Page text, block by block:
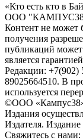
«Кто есть кто в
ООО "КАМПУС38"
Контент не может
получения
публикаций может
является
Редакции: +7(902)
89025664510. В
используется
©ООО «Кампус38»
Издания
Издателя.
Свяжитесь с нами: